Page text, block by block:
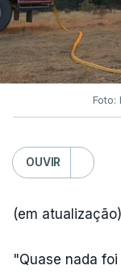
Foto:
OUVIR
(em atualização)
"Quase nada